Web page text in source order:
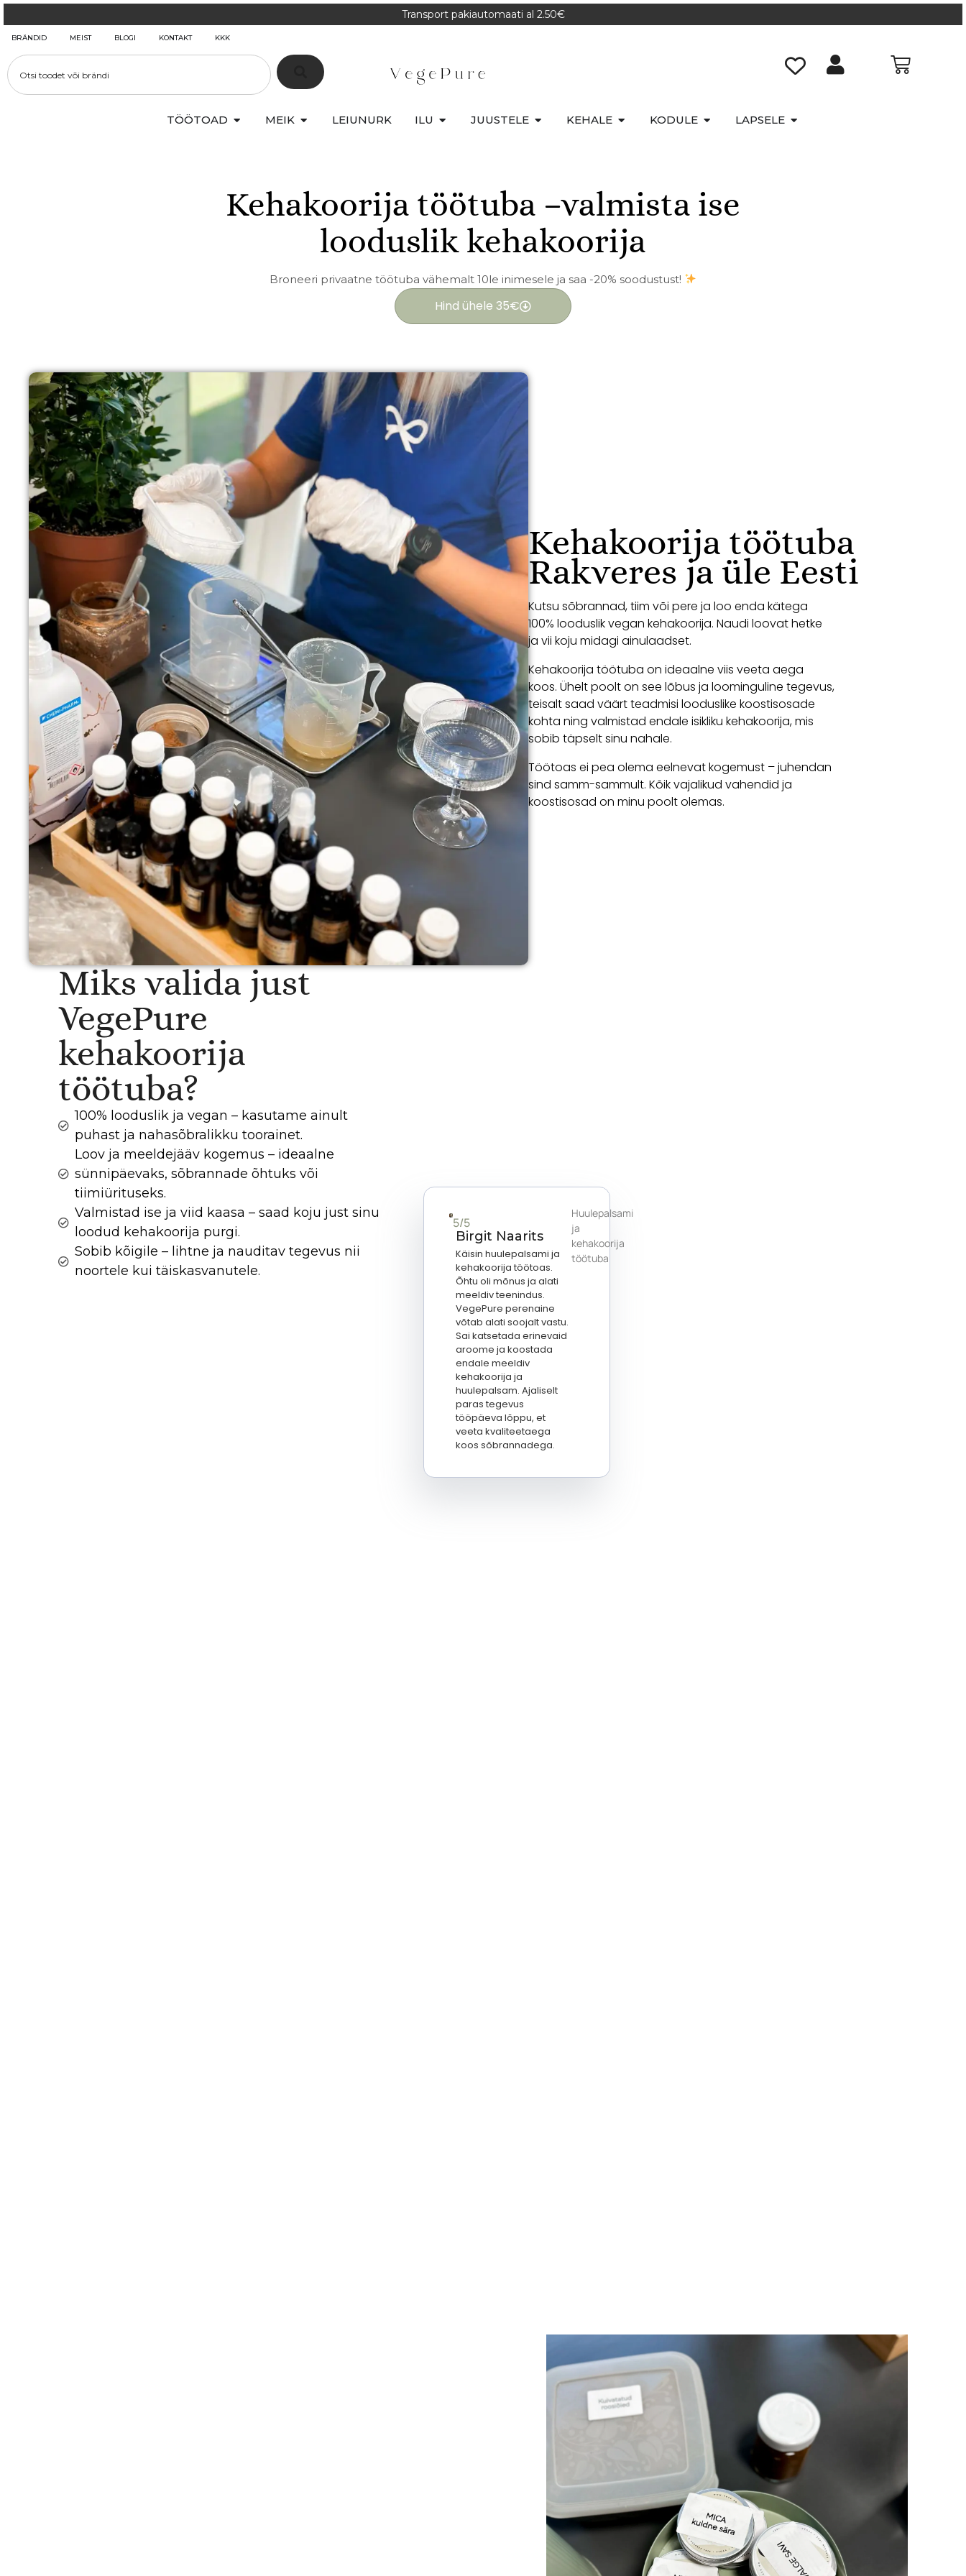
Transport pakiautomaati al 2.50€
BRÄNDID MEIST BLOGI KONTAKT KKK
TÖÖTOAD MEIK LEIUNURK ILU JUUSTELE KEHALE KODULE LAPSELE
Kehakoorija töötuba –valmista ise
looduslik kehakoorija
Broneeri privaatne töötuba vähemalt 10le inimesele ja saa -20% soodustust!
Hind ühele 35€
Kehakoorija töötuba
Rakveres ja üle Eesti
Kutsu sõbrannad, tiim või pere ja loo enda kätega
100% looduslik vegan kehakoorija. Naudi loovat hetke
ja vii koju midagi ainulaadset.
Kehakoorija töötuba on ideaalne viis veeta aega
koos. Ühelt poolt on see lõbus ja loominguline tegevus,
teisalt saad väärt teadmisi looduslike koostisosade
kohta ning valmistad endale isikliku kehakoorija, mis
sobib täpselt sinu nahale.
Töötoas ei pea olema eelnevat kogemust – juhendan
sind samm-sammult. Kõik vajalikud vahendid ja
koostisosad on minu poolt olemas.
Miks valida just
VegePure
kehakoorija
töötuba?
100% looduslik ja vegan – kasutame ainult
puhast ja nahasõbralikku toorainet.
Loov ja meeldejääv kogemus – ideaalne
sünnipäevaks, sõbrannade õhtuks või
tiimiürituseks.
Valmistad ise ja viid kaasa – saad koju just sinu
loodud kehakoorija purgi.
Sobib kõigile – lihtne ja nauditav tegevus nii
noortele kui täiskasvanutele.
5/5
Birgit Naarits
Käisin huulepalsami ja
kehakoorija töötoas.
Õhtu oli mõnus ja alati
meeldiv teenindus.
VegePure perenaine
võtab alati soojalt vastu.
Sai katsetada erinevaid
aroome ja koostada
endale meeldiv
kehakoorija ja
huulepalsam. Ajaliselt
paras tegevus
tööpäeva lõppu, et
veeta kvaliteetaega
koos sõbrannadega.
Huulepalsami
ja
kehakoorija
töötuba